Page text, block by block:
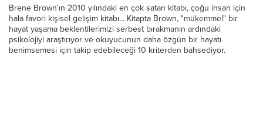
Brene Brown'ın 2010 yılındaki en çok satan kitabı, çoğu insan için
hala favori kişisel gelişim kitabı... Kitapta Brown, "mükemmel" bir
hayat yaşama beklentilerimizi serbest bırakmanın ardındaki
psikolojiyi araştırıyor ve okuyucunun daha özgün bir hayatı
benimsemesi için takip edebileceği 10 kriterden bahsediyor.